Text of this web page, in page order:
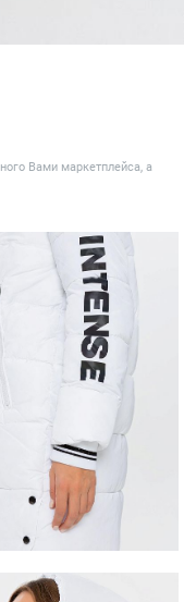
Вами маркетплейса, а